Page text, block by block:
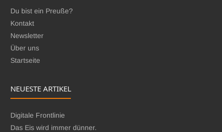
Du bist ein Preuße?
Kontakt
Newsletter
Über uns
Startseite
NEUESTE ARTIKEL
Digitale Frontlinie
Das Eis wird immer dünner.